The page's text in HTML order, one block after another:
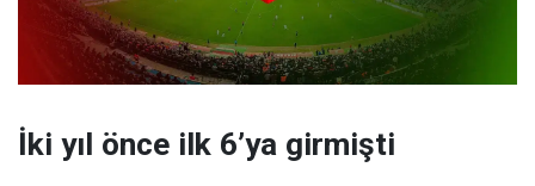
İki yıl önce ilk 6’ya girmişti